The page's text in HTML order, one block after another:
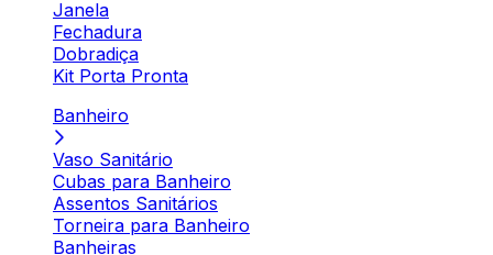
Janela
Fechadura
Dobradiça
Kit Porta Pronta
Banheiro
Vaso Sanitário
Cubas para Banheiro
Assentos Sanitários
Torneira para Banheiro
Banheiras